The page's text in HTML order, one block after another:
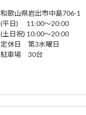
和歌山県岩出市中島706-1
(平日) 11:00～20:00
(土日祝) 10:00～20:00
定休日 第3水曜日
駐車場 30台